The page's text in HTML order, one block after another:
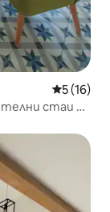
Средна
5 (16)
стаи с